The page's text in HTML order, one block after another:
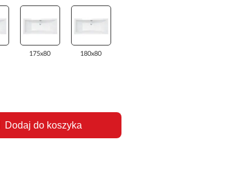
175x80 180x80
Dodaj do koszyka